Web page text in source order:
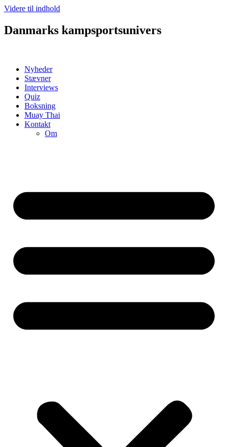
Videre til indhold
Danmarks kampsportsunivers
Nyheder
Stævner
Interviews
Quiz
Boksning
Muay Thai
Kontakt
Om